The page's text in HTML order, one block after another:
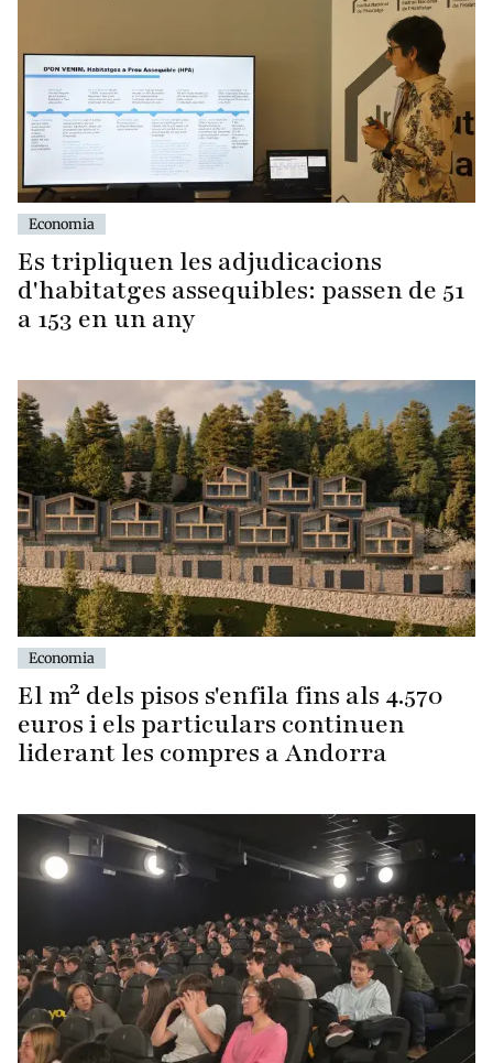
Economia
Es tripliquen les adjudicacions
d'habitatges assequibles: passen de 51
a 153 en un any
Economia
El m² dels pisos s'enfila fins als 4.570
euros i els particulars continuen
liderant les compres a Andorra